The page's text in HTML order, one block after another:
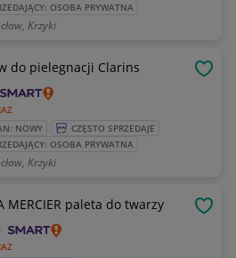
OSOBA PRYWATNA
Krzyki
do pielegnacji Clarins
NOWY
CZĘSTO SPRZEDAJE
OSOBA PRYWATNA
Krzyki
MERCIER paleta do twarzy